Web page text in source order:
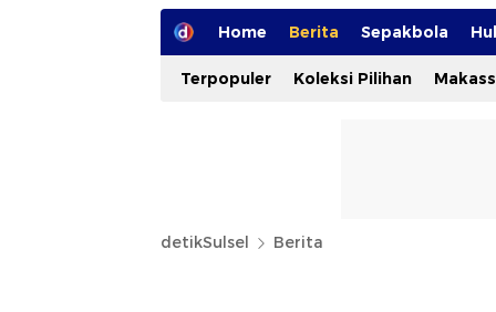
Home Berita Sepakbola
Terpopuler Koleksi Pilihan
detikSulsel Berita